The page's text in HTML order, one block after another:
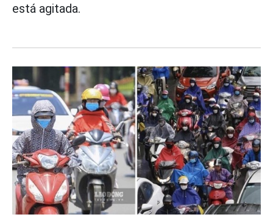
está agitada.